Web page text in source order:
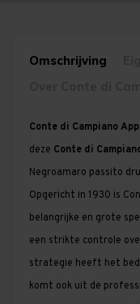
Omschrijving
Conte di Campiano
deze Conte di
Negroamaro passito
Opgericht in 1930 is
belangrijke en grote
een strikte controle
strategie heeft het
komt ook uit de